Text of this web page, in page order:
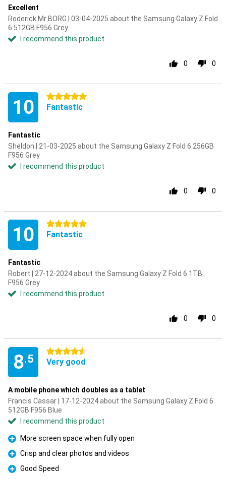
Excellent
Roderick Mr BORG | 03-04-2025 about the Samsung Galaxy Z Fold
6 512GB F956 Grey
I recommend this product
0 0
10 5 stars
Fantastic
Fantastic
Sheldon | 21-03-2025 about the Samsung Galaxy Z Fold 6 256GB
F956 Grey
I recommend this product
0 0
10 5 stars
Fantastic
Fantastic
Robert | 27-12-2024 about the Samsung Galaxy Z Fold 6 1TB
F956 Grey
I recommend this product
0 0
8.5
4.5 stars
Very good
A mobile phone which doubles as a tablet
Francis Cassar | 17-12-2024 about the Samsung Galaxy Z Fold 6
512GB F956 Blue
I recommend this product
Pro
More screen space when fully open
Pro
Crisp and clear photos and videos
Pro
Good Speed